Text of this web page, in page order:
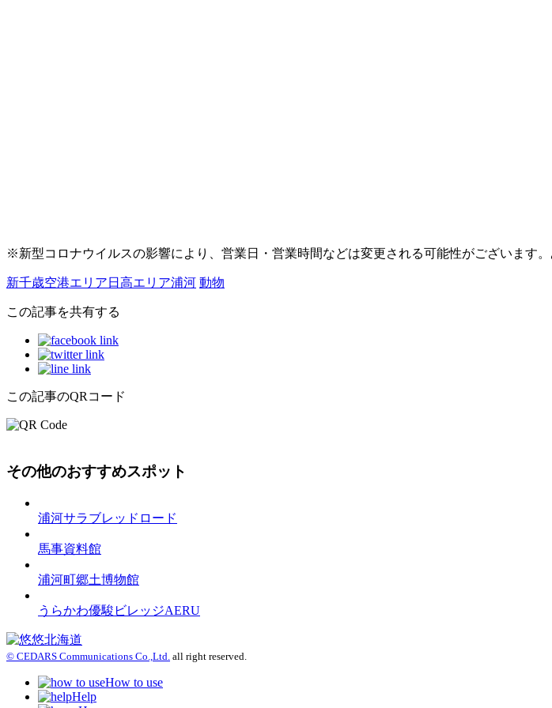
※新型コロナウイルスの影響により、営業日・営業時間などは変更される可能性がございます。
新千歳空港エリア 日高エリア浦河 動物
この記事を共有する
この記事のQRコード
その他のおすすめスポット
浦河サラブレッドロード
馬事資料館
浦河町郷土博物館
うらかわ優駿ビレッジAERU
© CEDARS Communications Co.,Ltd. all right reserved.
How to use
Help